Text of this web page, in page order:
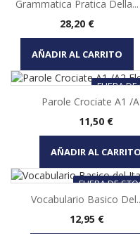
Grammatica Pratica Della...
Precio
28,20 €
AÑADIR AL CARRITO
FUERA
Parole Crociate A1 /
Precio
11,50 €
AÑADIR AL CARRITO
FUERA DE
Vocabulario Basico
Precio
12,95 €